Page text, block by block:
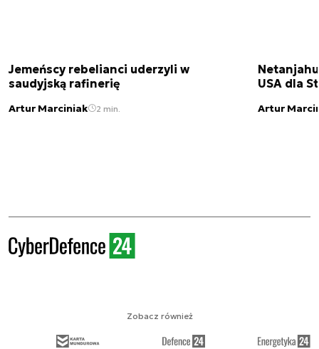
Jemeńscy rebelianci uderzyli w
saudyjską rafinerię
Artur Marciniak 2 min.
USA dla
Artur
Zobacz również